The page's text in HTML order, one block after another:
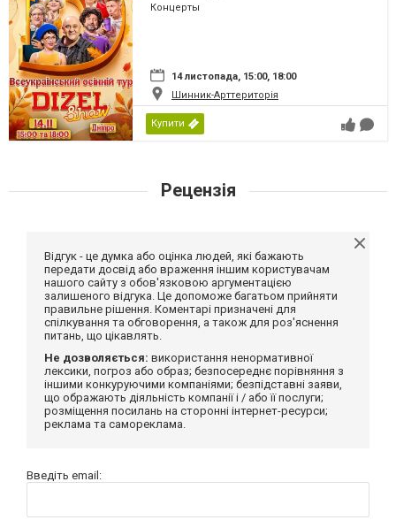
Концерты
14 листопада, 15:00, 18:00
Шинник-Арттериторія
Купити
Рецензія
Відгук - це думка або оцінка людей, які бажають
передати досвід або враження іншим користувачам
нашого сайту з обов'язковою аргументацією
залишеного відгука. Це допоможе багатьом прийняти
правильне рішення. Коментарі призначені для
спілкування та обговорення, а також для роз'яснення
питань, що цікавлять.
Не дозволяється: використання ненормативної
лексики, погроз або образ; безпосереднє порівняння з
іншими конкуруючими компаніями; безпідставні заяви,
що ображають діяльність компанії і / або її послуги;
розміщення посилань на сторонні інтернет-ресурси;
реклама та самореклама.
Введіть email: